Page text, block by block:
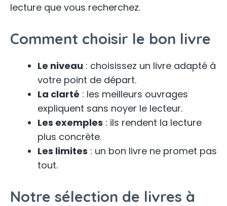
lecture que vous recherchez.
Comment choisir le bon livre
Le niveau : choisissez un livre adapté à
votre point de départ.
La clarté : les meilleurs ouvrages
expliquent sans noyer le lecteur.
Les exemples : ils rendent la lecture
plus concrète.
Les limites : un bon livre ne promet pas
tout.
Notre sélection de livres à